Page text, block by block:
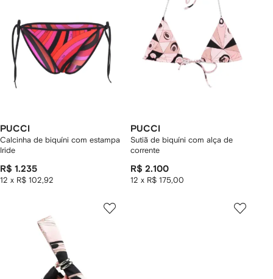
PUCCI
Calcinha de biquíni com estampa
Iride
R$ 1.235
12 x R$ 102,92
PUCCI
Sutiã de biquíni com alça de
corrente
R$ 2.100
12 x R$ 175,00